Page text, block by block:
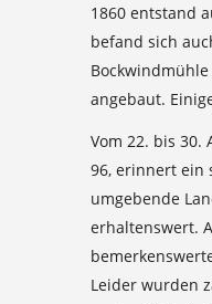
1860 entstand
befand sich
angebaut.
Vom 22. bis
96, erinnert ein
umgebende
erhaltenswert.
Leider wurden